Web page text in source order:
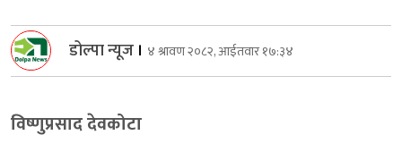
डोल्पा न्यूज । ४ श्रावण २०८२, आईतवार १७:३४
विष्णुप्रसाद देवकोटा